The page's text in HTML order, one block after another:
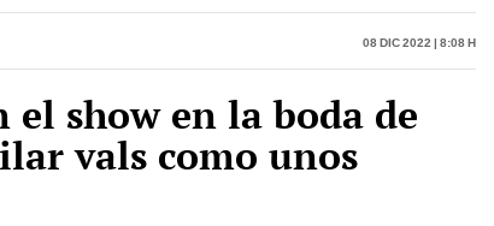
08 Dic 2022 | 8:08 h
el show en la boda de
vals como unos